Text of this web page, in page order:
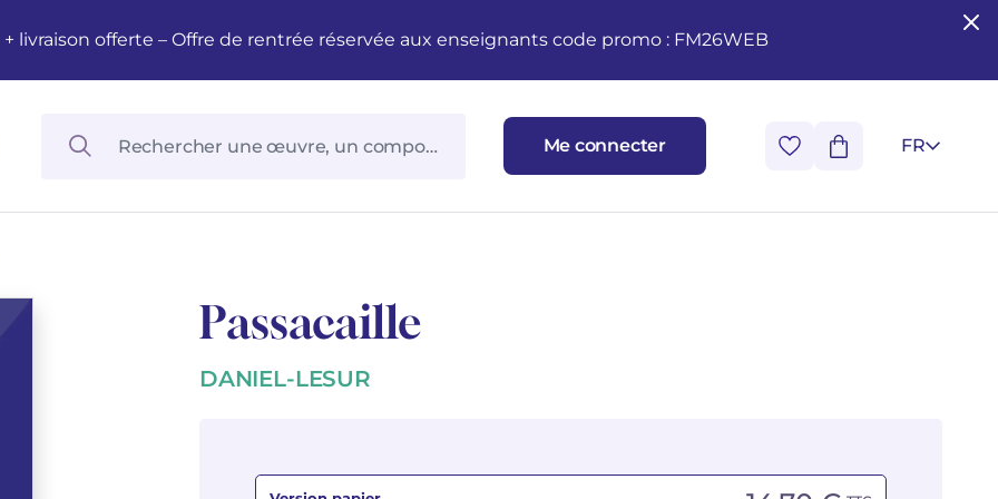
livraison offerte – Offre de rentrée réservée aux enseignants code promo : FM26WEB
Me connecter FR
Passacaille
DANIEL-LESUR